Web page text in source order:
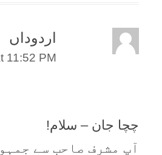
اردوداں
11:52 PM
چچا جان – سلام!
آپ مشرف صاحب سے